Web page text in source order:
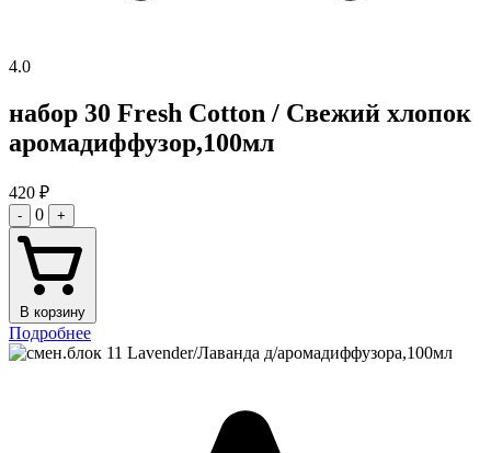
4.0
набор 30 Fresh Cotton / Свежий хлопок
аромадиффузор,100мл
420 ₽
- 0 +
В корзину
Подробнее